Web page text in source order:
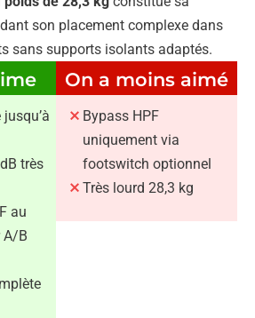
son placement complexe dans
sans supports isolants adaptés.
très
au
A/B
On a moins aimé
Bypass HPF
uniquement via
footswitch optionnel
Très lourd 28,3 kg